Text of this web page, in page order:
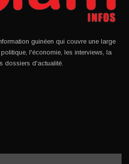
guinéen qui couvre une large
l'économie, les interviews, la
dossiers d'actualité.